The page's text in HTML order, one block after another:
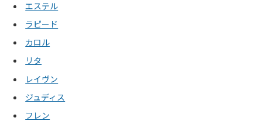
エステル
ラピード
カロル
リタ
レイヴン
ジュディス
フレン